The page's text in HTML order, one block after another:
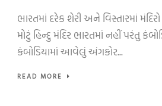
ભારતમાં દરેક શેરી અને વિસ્તારમાં
મોટું હિન્દુ મંદિર ભારતમાં નહીં પરંતુ
કંબોડિયામાં આવેલું અંગકોર...
READ MORE